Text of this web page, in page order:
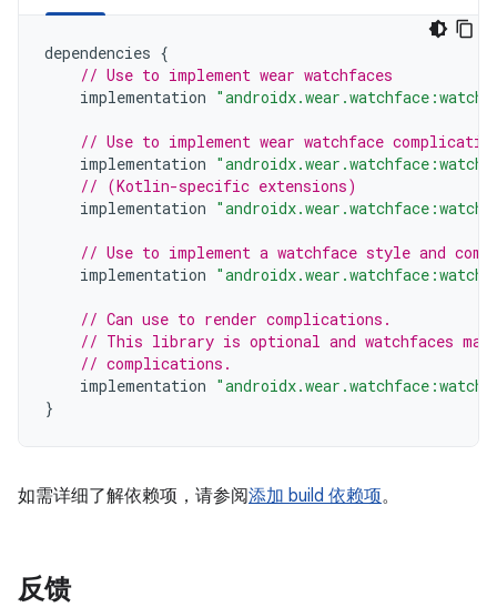
dependencies {
// Use to implement wear watchfaces
implementation
// Use to implement wear watchface
implementation
// (Kotlin-specific extensions)
implementation
// Use to implement a watchface style and
implementation
// Can use to render complications.
// This library is optional and watchfaces may
// complications.
implementation
}
如需详细了解依赖项，请参阅添加 build 依赖项。
反馈